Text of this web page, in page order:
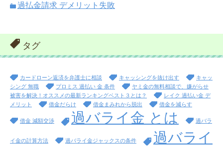
過払金請求 デメリット失敗
タグ
カードローン返済を弁護士に相談 キャッシングを抜け出す
キャッ
シング 無職
プロミス 過払い 金 条件
ヤミ金の無料相談で、嫌がらせ
被害を解決！オススメの最新ランキングベスト３とは？
レイク 過払い金 デ
メリット
借金だらけ 借金まみれから脱出 借金を減らす
借金 減額交渉 過バライ金 とは 過バラ
イ金の計算方法 過バライ金ジャックスの条件
過バライ